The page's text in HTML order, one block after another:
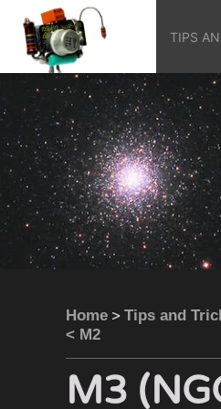
TIPS
Home > Tips and
< M2
M3